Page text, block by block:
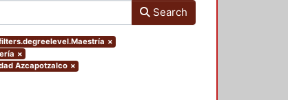
Search
×
×
Azcapotzalco ×